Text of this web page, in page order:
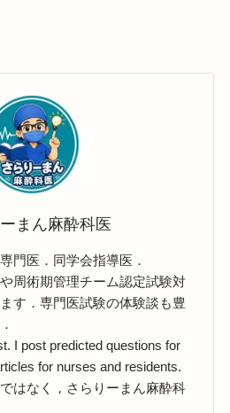
まん麻酔科医
門医．同学会指導医．
周術期管理チーム認定試験対
す．専門医試験の体験談も豊
I post predicted questions for
for nurses and residents.
はなく，さらりーまん麻酔科